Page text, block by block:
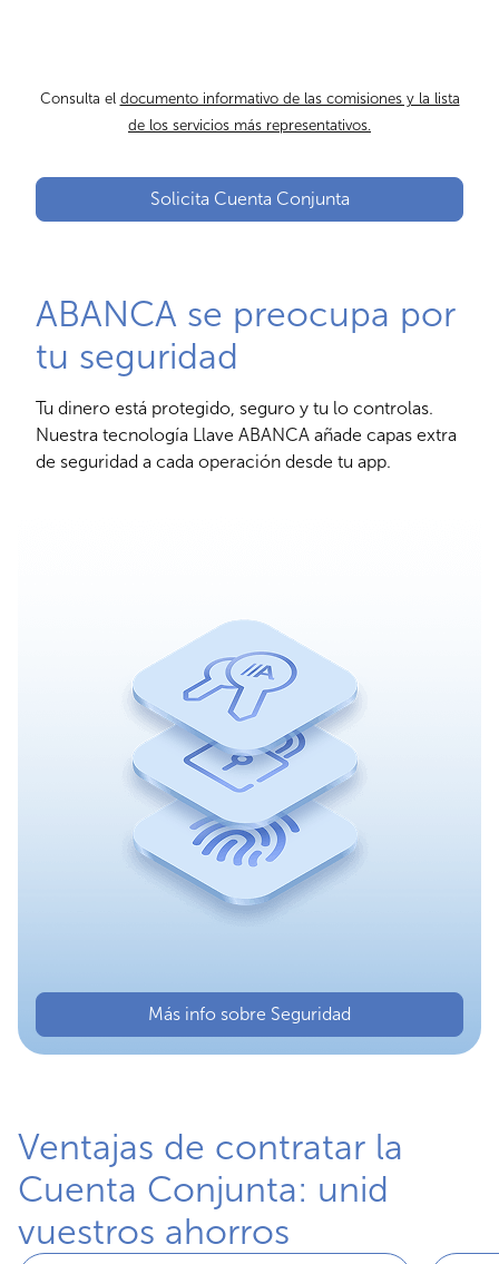
Consulta el documento informativo de las comisiones y la lista
de los servicios más representativos.
Solicita Cuenta Conjunta
ABANCA se preocupa por
tu seguridad
Tu dinero está protegido, seguro y tu lo controlas.
Nuestra tecnología Llave ABANCA añade capas extra
de seguridad a cada operación desde tu app.
Más info sobre Seguridad
Ventajas de contratar la
Cuenta Conjunta: unid
vuestros ahorros